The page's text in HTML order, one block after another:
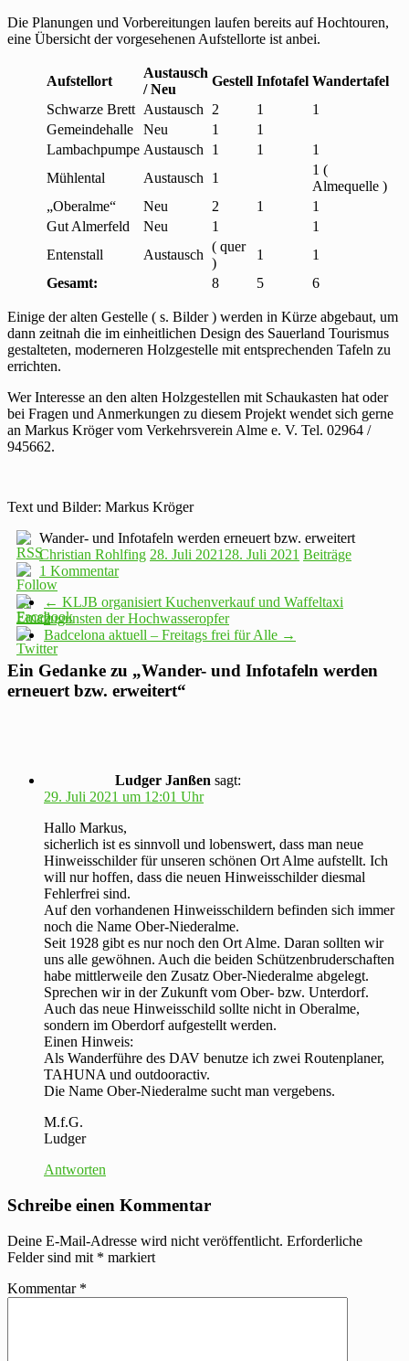
Die Planungen und Vorbereitungen laufen bereits auf Hochtouren,
eine Übersicht der vorgesehenen Aufstellorte ist anbei.
Aufstellort
Austausch
/ Neu
Gestell Infotafel Wandertafel
Schwarze Brett Austausch 2 1
1
Gemeindehalle
Neu 1
1
Lambachpumpe Austausch 1 1
1
Mühlental
Austausch 1
1 (
Almequelle )
„Oberalme“
Neu 2 1
1
Gut Almerfeld
Neu 1
1
Entenstall
Austausch
( quer
)
1
1
Gesamt:
8 5 6
Einige der alten Gestelle ( s. Bilder ) werden in Kürze abgebaut, um
dann zeitnah die im einheitlichen Design des Sauerland Tourismus
gestalteten, moderneren Holzgestelle mit entsprechenden Tafeln zu
errichten.
Wer Interesse an den alten Holzgestellen mit Schaukasten hat oder
bei Fragen und Anmerkungen zu diesem Projekt wendet sich gerne
an Markus Kröger vom Verkehrsverein Alme e. V. Tel. 02964 /
945662.
Text und Bilder: Markus Kröger
Wander- und Infotafeln werden erneuert bzw. erweitert
Christian Rohlfing 28. Juli 2021 28. Juli 2021 Beiträge
1 Kommentar
← KLJB organisiert Kuchenverkauf und Waffeltaxi
zugunsten der Hochwasseropfer
Badcelona aktuell – Freitags frei für Alle →
Ein Gedanke zu „Wander- und Infotafeln werden
erneuert bzw. erweitert“
Ludger Janßen sagt:
29. Juli 2021 um 12:01 Uhr
Hallo Markus,
sicherlich ist es sinnvoll und lobenswert, dass man neue
Hinweisschilder für unseren schönen Ort Alme aufstellt. Ich
will nur hoffen, dass die neuen Hinweisschilder diesmal
Fehlerfrei sind.
Auf den vorhandenen Hinweisschildern befinden sich immer
noch die Name Ober-Niederalme.
Seit 1928 gibt es nur noch den Ort Alme. Daran sollten wir
uns alle gewöhnen. Auch die beiden Schützenbruderschaften
habe mittlerweile den Zusatz Ober-Niederalme abgelegt.
Sprechen wir in der Zukunft vom Ober- bzw. Unterdorf.
Auch das neue Hinweisschild sollte nicht in Oberalme,
sondern im Oberdorf aufgestellt werden.
Einen Hinweis:
Als Wanderführe des DAV benutze ich zwei Routenplaner,
TAHUNA und outdooractiv.
Die Name Ober-Niederalme sucht man vergebens.
M.f.G.
Ludger
Antworten
Schreibe einen Kommentar
Deine E-Mail-Adresse wird nicht veröffentlicht. Erforderliche
Felder sind mit * markiert
Kommentar *